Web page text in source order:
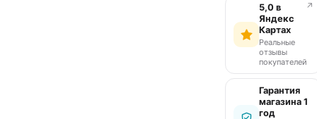
5,0 в
Яндекс
Картах
Реальные
отзывы
покупателей
↗
Гарантия
магазина 1
год